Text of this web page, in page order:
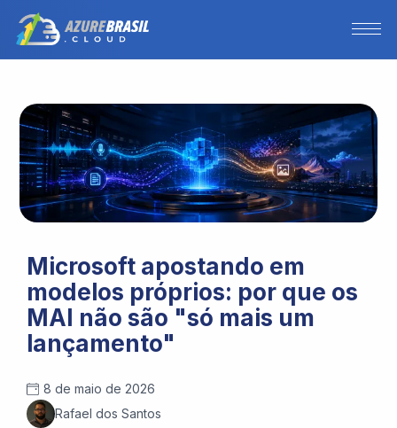
Microsoft apostando em
modelos próprios: por que os
MAI não são "só mais um
lançamento"
8 de maio de 2026
Rafael dos Santos